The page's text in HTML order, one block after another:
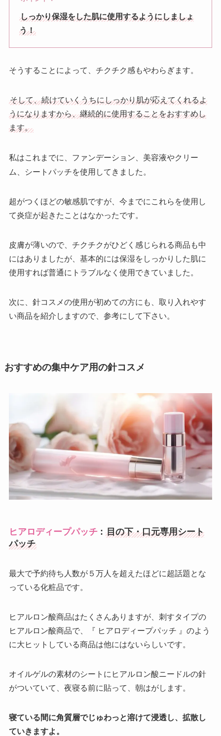
しっかり保湿をした肌に使用するようにしましょ
う！
そうすることによって、チクチク感もやわらぎます。
そして、続けていくうちにしっかり肌が応えてくれるよ
うになりますから、継続的に使用することをおすすめし
ます。
私はこれまでに、ファンデーション、美容液やクリー
ム、シートパッチを使用してきました 。
超がつくほどの敏感肌ですが、今までにこれらを使用し
て炎症が起きたことはなかったです。
皮膚が薄いので、チクチクがひどく感じられる商品も中
にはありましたが、基本的には保湿をしっかりした肌に
使用すれば普通にトラブルなく使用できていました。
次に、針コスメの使用が初めての方にも、取り入れやす
い商品を紹介しますので、参考にして下さい。
おすすめの集中ケア用の針コスメ
ヒアロディープパッチ: 目の下・口元専用シート
パッチ
最大で予約待ち人数が５万人を超えたほどに超話題とな
っている化粧品です。
ヒアルロン酸商品はたくさんありますが、刺すタイプの
ヒアルロン酸商品で、『 ヒアロディープパッチ 』のよう
に大ヒットしている商品は他にはないらしいです。
オイルゲルの素材のシートにヒアルロン酸ニードルの針
がついていて、夜寝る前に貼って、朝はがします。
寝ている間に角質層でじゅわっと溶けて浸透し、拡散し
ていきますよ。